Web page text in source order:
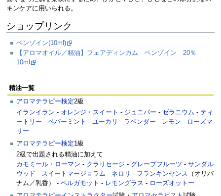
キンケアに用いられる。
ショップリンク
ベンゾイン(10ml)
【アロマオイル／精油】フェアディンカム ベンゾイン 20％
10ml
精油一覧
アロマテラピー検定2級
イランイラン - オレンジ・スイート - ジュニパー - ゼラニウム - ティ
ートリー - ペパーミント - ユーカリ - ラベンダー - レモン - ローズマ
リー
アロマテラピー検定1級
2級で出題される精油に加えて
カモミール・ローマン - クラリセージ - グレープフルーツ - サンダル
ウッド - スイートマージョラム - ネロリ - フランキンセンス （オリバ
ナム／乳香） - ベルガモット - レモングラス - ローズオットー